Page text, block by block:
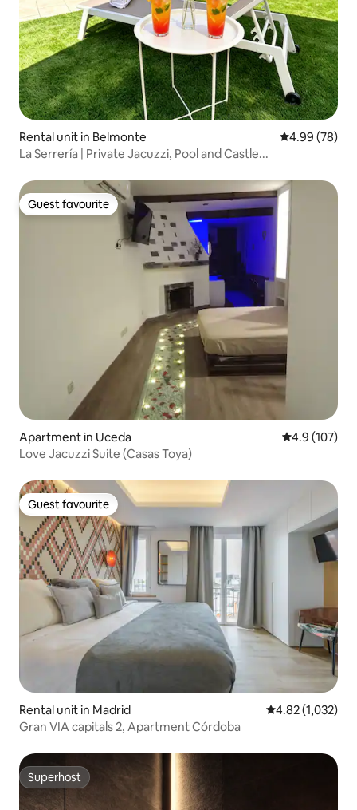
Rental unit in Belmonte 4.99 out of 5
4.99 (78)
La Serrería | Private Jacuzzi, Pool and Castle...
Guest favourite
Guest favourite
Apartment in Uceda 4.9 out of 5
4.9 (107)
Love Jacuzzi Suite (Casas Toya)
Guest favourite
Guest favourite
Rental unit in Madrid 4.82 out of 5
4.82 (1,032)
Gran VIA capitals 2, Apartment Córdoba
Superhost
Superhost